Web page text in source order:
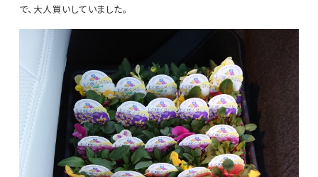
で、大人買いしていました。